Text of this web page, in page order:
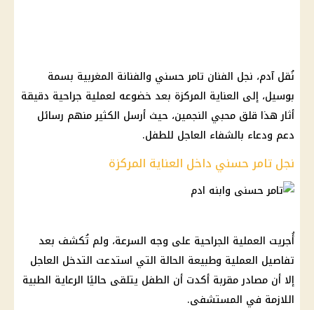
نُقل آدم، نجل الفنان تامر حسني والفنانة المغربية بسمة
بوسيل، إلى العناية المركزة بعد خضوعه لعملية جراحية دقيقة
أثار هذا قلق محبي النجمين، حيث أرسل الكثير منهم رسائل
دعم ودعاء بالشفاء العاجل للطفل.
نجل تامر حسني داخل العناية المركزة
أُجريت العملية الجراحية على وجه السرعة، ولم تُكشف بعد
تفاصيل العملية وطبيعة الحالة التي استدعت التدخل العاجل
إلا أن مصادر مقربة أكدت أن الطفل يتلقى حاليًا الرعاية الطبية
اللازمة في المستشفى.